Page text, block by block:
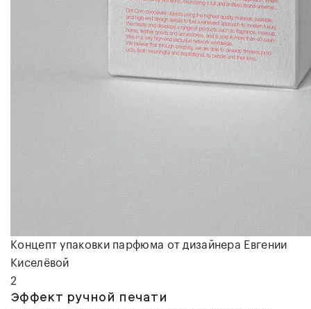
Концепт упаковки парфюма от дизайнера Евгении
Киселёвой
2
Эффект ручной печати